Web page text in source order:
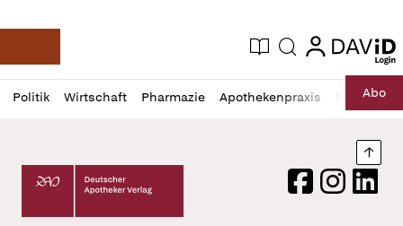
Deutsche Apotheker Zeitung
Aktuelle Ausgabe
Suche login
login
Politik Wirtschaft Pharmazie Apothekenpraxis RechtAbo
Profil
öffnen
Daz
Pur
Deutscher Apotheker Verlag Logo
FacebookInstagram